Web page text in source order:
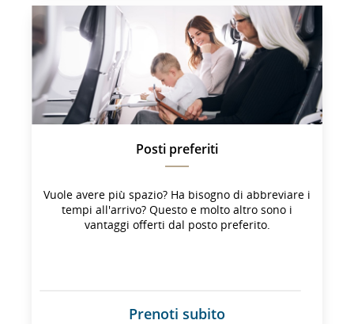
che
potrebbe
non
soddisfare
le
linee
guida
sull'accessibilità
e/o
lingistiche.
Posti preferiti
Vuole avere più spazio? Ha bisogno di abbreviare i
tempi all'arrivo? Questo e molto altro sono i
vantaggi offerti dal posto preferito.
Prenoti subito